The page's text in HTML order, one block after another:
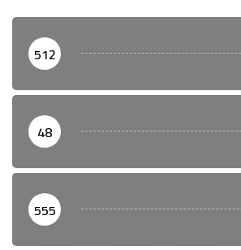
512
48
555